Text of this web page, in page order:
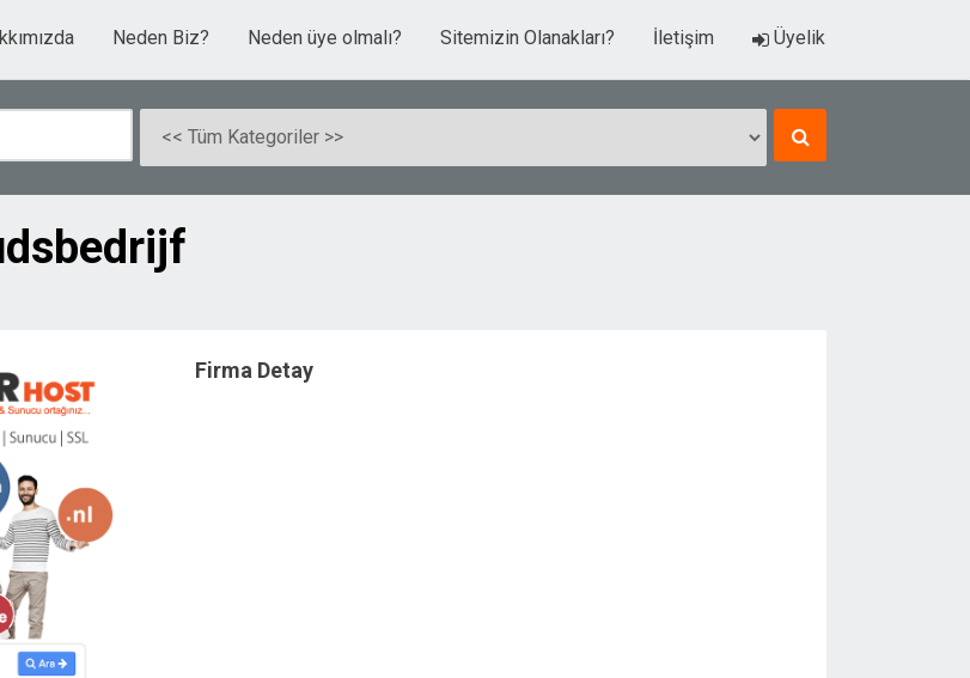
Neden Biz? Neden üye olmalı? Sitemizin Olanakları? İletişim Üyelik
Firma Detay